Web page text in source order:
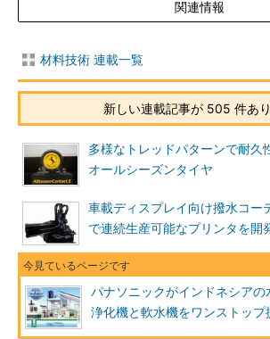
関連情報
材料技術 連載一覧
新しい連載記事が 505 件あ
多様なトレッドパターンで耐久
オールシーズンタイヤ
車載ディスプレイ向け撥水コー
で連続生産可能なプリンタを開
パナソニックがインドネシアの
浄化機と軟水機をワンストップ